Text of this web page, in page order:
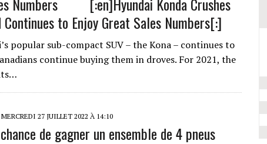
Continues to Enjoy Great Sales Numbers[:]
popular sub-compact SUV – the Kona – continues to
continue buying them in droves. For 2021, the
MERCREDI 27 JUILLET 2022 À 14:10
de gagner un ensemble de 4 pneus